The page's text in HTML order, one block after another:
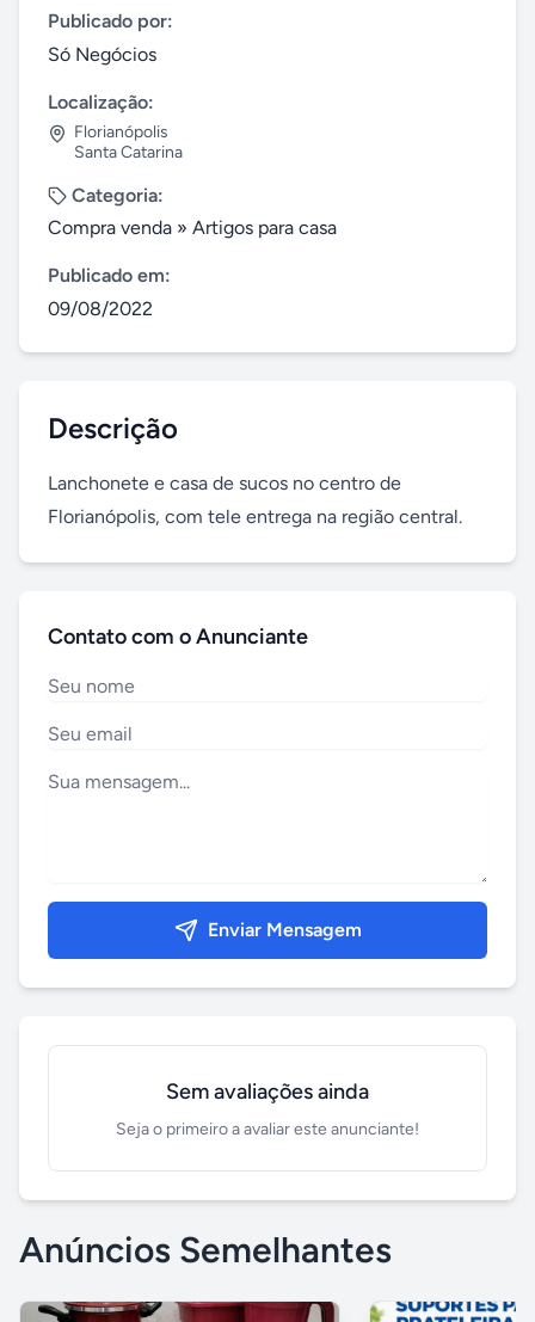
Publicado por:
Só Negócios
Localização:
Florianópolis
Santa Catarina
Categoria:
Compra venda » Artigos para casa
Publicado em:
09/08/2022
Descrição
Lanchonete e casa de sucos no centro de
Florianópolis, com tele entrega na região central.
Contato com o Anunciante
Enviar Mensagem
Sem avaliações ainda
Seja o primeiro a avaliar este anunciante!
Anúncios Semelhantes